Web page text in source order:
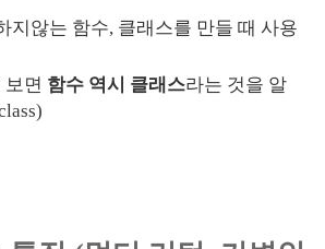
지않는 함수, 클래스를 만들 때 사용
보면 함수 역시 클래스라는 것을 알